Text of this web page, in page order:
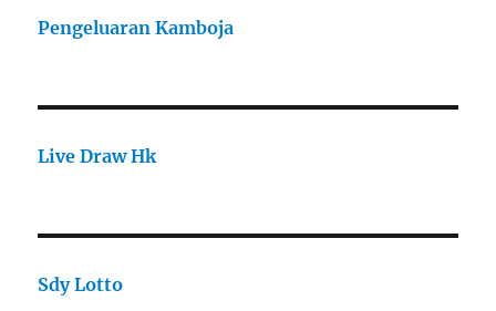
Pengeluaran Kamboja
Live Draw Hk
Sdy Lotto